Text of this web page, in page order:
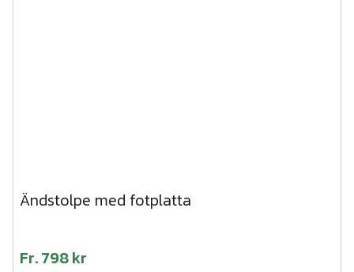
Ändstolpe med fotplatta
Fr.798 kr